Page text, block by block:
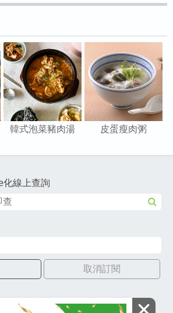
韓式泡菜豬肉湯 皮蛋瘦肉粥
化線上查詢
取消訂閱
站地圖 財團法人有容教育基金會